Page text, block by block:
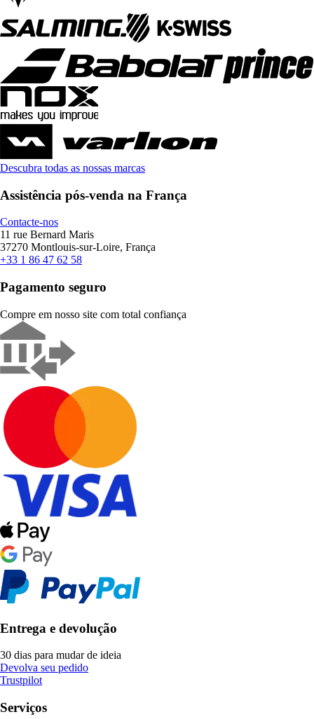
Descubra todas as nossas marcas
Assistência pós-venda na França
Contacte-nos
11 rue Bernard Maris
37270 Montlouis-sur-Loire, França
+33 1 86 47 62 58
Pagamento seguro
Compre em nosso site com total confiança
Entrega e devolução
30 dias para mudar de ideia
Devolva seu pedido
Trustpilot
Serviços